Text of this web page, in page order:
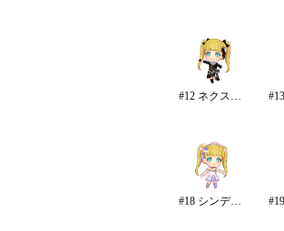
#12 ネクスト・フロンティア
#18 シンデレラドリーム